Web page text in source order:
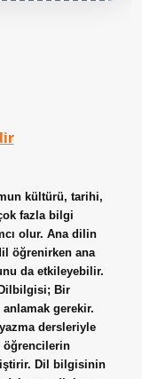
kültürü, tarihi,
fazla bilgi
olur. Ana dilin
öğrenirken ana
da etkileyebilir.
Bir
gerekir.
dersleriyle
öğrencilerin
Dil bilgisinin